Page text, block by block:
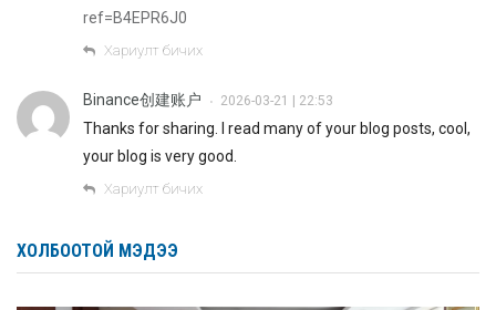
ref=B4EPR6J0
Хариулт бичих
Binance创建账户 • 2026-03-21 | 22:53
Thanks for sharing. I read many of your blog posts, cool,
your blog is very good.
Хариулт бичих
ХОЛБООТОЙ МЭДЭЭ